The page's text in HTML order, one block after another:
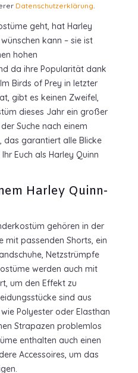
Datenschutzerklärung.
geht, hat Harley
kann – sie ist
hohen
da ihre Popularität dank
Birds of Prey in letzter
gibt es keinen Zweifel,
dieses Jahr ein großer
Suche nach einem
das garantiert alle Blicke
Euch als Harley Quinn
Harley Quinn-
gehören in der
mit passenden Shorts, ein
Netzstrümpfe
werden auch mit
um den Effekt zu
sind aus
Polyester oder Elasthan
Strapazen problemlos
enthalten auch einen
Accessoires, um das